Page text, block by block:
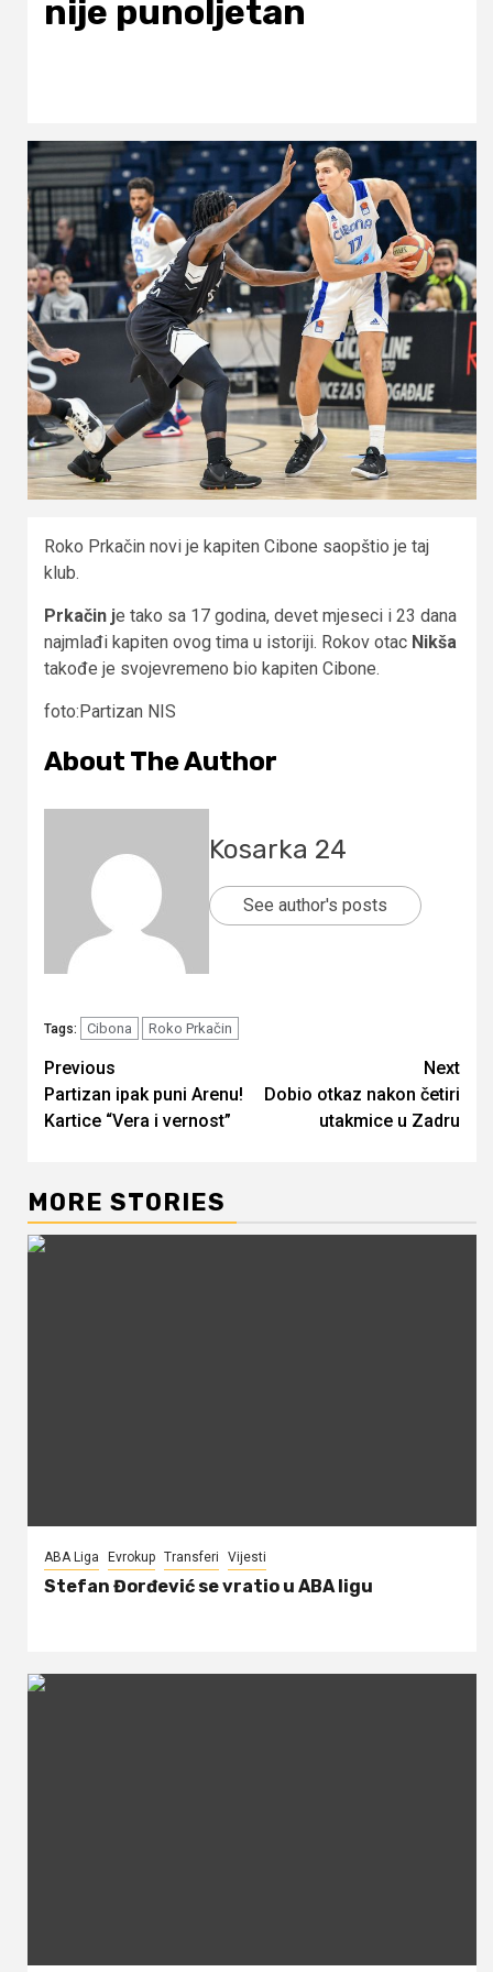
nije punoljetan
Roko Prkačin novi je kapiten Cibone saopštio je taj
klub.
Prkačin je tako sa 17 godina, devet mjeseci i 23 dana
najmlađi kapiten ovog tima u istoriji. Rokov otac Nikša
takođe je svojevremeno bio kapiten Cibone.
foto:Partizan NIS
About The Author
Kosarka 24
See author's posts
Tags: Cibona Roko Prkačin
Continue
Reading
Previous
Partizan ipak puni Arenu!
Kartice “Vera i vernost”
Next
Dobio otkaz nakon četiri
utakmice u Zadru
MORE STORIES
ABA Liga Evrokup Transferi Vijesti
Stefan Đorđević se vratio u ABA ligu